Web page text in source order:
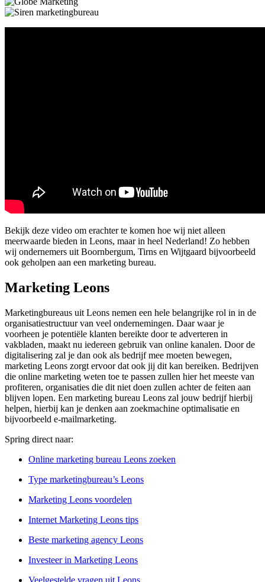
Bekijk deze video om erachter te komen hoe wij niet alleen
meerwaarde bieden in Leons, maar in heel Nederland! Zo hebben
wij ondernemers uit Boornbergum, Tirns en Wijtgaard bijvoorbeeld
ook geholpen aan een marketing bureau.
Marketing Leons
Marketingbureaus uit Leons nemen een hele belangrijke rol in in de
organisatiestructuur van veel ondernemingen. Daar waar je
voorheen je potentiële klanten bereikte door te adverteren in
vakbladen, maakt nu iedereen gebruik van online kanalen. Door de
digitalisering zal je dan ook als bedrijf mee moeten bewegen,
marketing Leons zorgt ervoor dat ook jij dit kan bereiken. Bedrijven
die online marketing weten toe te passen zullen hier het meeste van
profiteren, organisaties die dit niet doen zullen achter de feiten aan
blijven lopen. Een marketing bureau Leons zal jouw bedrijf hierbij
helpen, hierbij kan je denken aan zoekmachine optimalisatie en
bijvoorbeeld e-mailmarketing.
Spring direct naar:
Online marketing bureau Leons zoeken
Type marketingbureau’s Leons
Marketing Leons voordelen
Internet Marketing Leons tips
Beste marketing agency Leons
Investeer in Marketing Leons